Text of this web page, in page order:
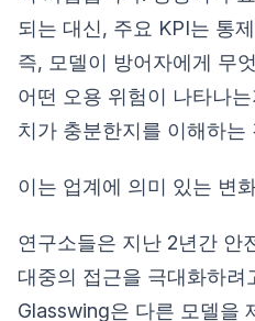
되는 대신, 주요 KPI는 통
즉, 모델이 방어자에게 무
어떤 오용 위험이 나타나
치가 충분한지를 이해하는
이는 업계에 의미 있는 변
연구소들은 지난 2년간 안
대중의 접근을 극대화하
Glasswing은 다른 모델을